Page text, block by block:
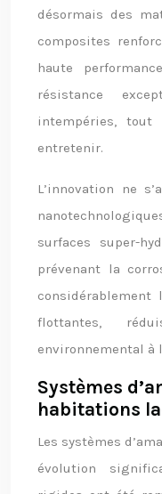
désormais des
composites
haute
résistance
intempéries,
entretenir.
L’innovation ne
surfaces super-
prévenant la
flottantes,
environnemental à
Systèmes
habitations
Les systèmes
évolution